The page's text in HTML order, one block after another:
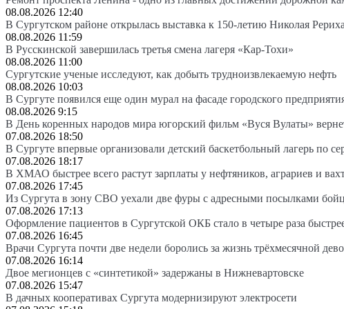
08.08.2026 12:40
В Сургутском районе открылась выставка к 150-летию Николая Рериха
08.08.2026 11:59
В Русскинской завершилась третья смена лагеря «Кар-Тохи»
08.08.2026 11:00
Сургутские ученые исследуют, как добыть трудноизвлекаемую нефть
08.08.2026 10:03
В Сургуте появился еще один мурал на фасаде городского
08.08.2026 9:15
В День коренных народов мира югорский фильм «Вуся Вулаты»
07.08.2026 18:50
В Сургуте впервые организовали детский баскетбольный лагерь по
07.08.2026 18:17
В ХМАО быстрее всего растут зарплаты у нефтяников, аграриев и
07.08.2026 17:45
Из Сургута в зону СВО уехали две фуры с адресными посылками
07.08.2026 17:13
Оформление пациентов в Сургутской ОКБ стало в четыре раза
07.08.2026 16:45
Врачи Сургута почти две недели боролись за жизнь трёхмесячной
07.08.2026 16:14
Двое мегионцев с «синтетикой» задержаны в Нижневартовске
07.08.2026 15:47
В дачных кооперативах Сургута модернизируют электросети